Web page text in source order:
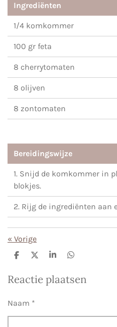
Ingrediënten
1/4 komkommer
100 gr feta
8 cherrytomaten
8 olijven
8 zontomaten
Bereidingswijze
1. Snijd de komkommer in
blokjes.
2. Rijg de ingrediënten aan
« Vorige
D
e
D
e
l
S
a
r
D
e
Reactie plaatsen
Naam *